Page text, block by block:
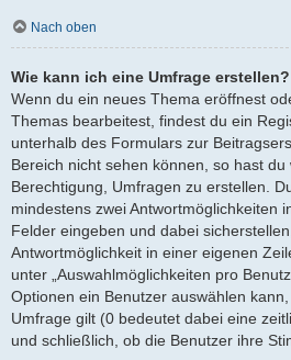
Nach oben
Wie kann ich eine Umfrage erstellen?
Wenn du ein neues Thema eröffnest
Themas bearbeitest, findest du ein
unterhalb des Formulars zur
Bereich nicht sehen können, so hast
Berechtigung, Umfragen zu erstellen.
mindestens zwei Antwortmöglichkeiten
Felder eingeben und dabei
Antwortmöglichkeit in einer eigenen
unter „Auswahlmöglichkeiten pro
Optionen ein Benutzer auswählen
Umfrage gilt (0 bedeutet dabei eine
und schließlich, ob die Benutzer ihre